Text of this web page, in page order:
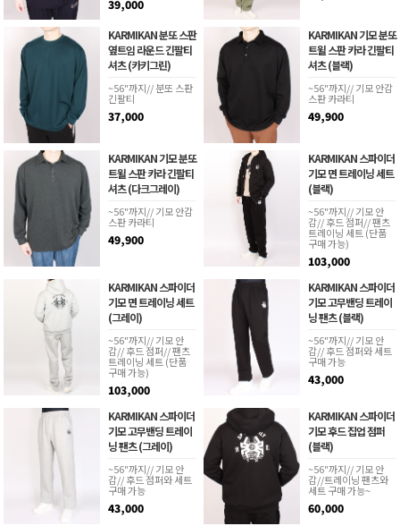
39,000
KARMIKAN 분또 스판
옆트임 라운드 긴팔티
셔츠 (카키그린)
~56"까지// 분또 스판
긴팔티
37,000
KARMIKAN 기모 분또
트윌 스판 카라 긴팔티
셔츠 (블랙)
~56"까지// 기모 안감
스판 카라티
49,900
KARMIKAN 기모 분또
트윌 스판 카라 긴팔티
셔츠 (다크그레이)
~56"까지// 기모 안감
스판 카라티
49,900
KARMIKAN 스파이더
기모 면 트레이닝 세트
(블랙)
~56"까지// 기모 안
감// 후드 점퍼// 팬츠
트레이닝 세트 (단품
구매 가능)
103,000
KARMIKAN 스파이더
기모 면 트레이닝 세트
(그레이)
~56"까지// 기모 안
감// 후드 점퍼// 팬츠
트레이닝 세트 (단품
구매 가능)
103,000
KARMIKAN 스파이더
기모 고무밴딩 트레이
닝 팬츠 (블랙)
~56"까지// 기모 안
감// 후드 점퍼와 세트
구매 가능
43,000
KARMIKAN 스파이더
기모 고무밴딩 트레이
닝 팬츠 (그레이)
~56"까지// 기모 안
감// 후드 점퍼와 세트
구매 가능
43,000
KARMIKAN 스파이더
기모 후드 집업 점퍼
(블랙)
~56"까지// 기모 안
감//트레이닝 팬츠와
세트 구매 가능~
60,000